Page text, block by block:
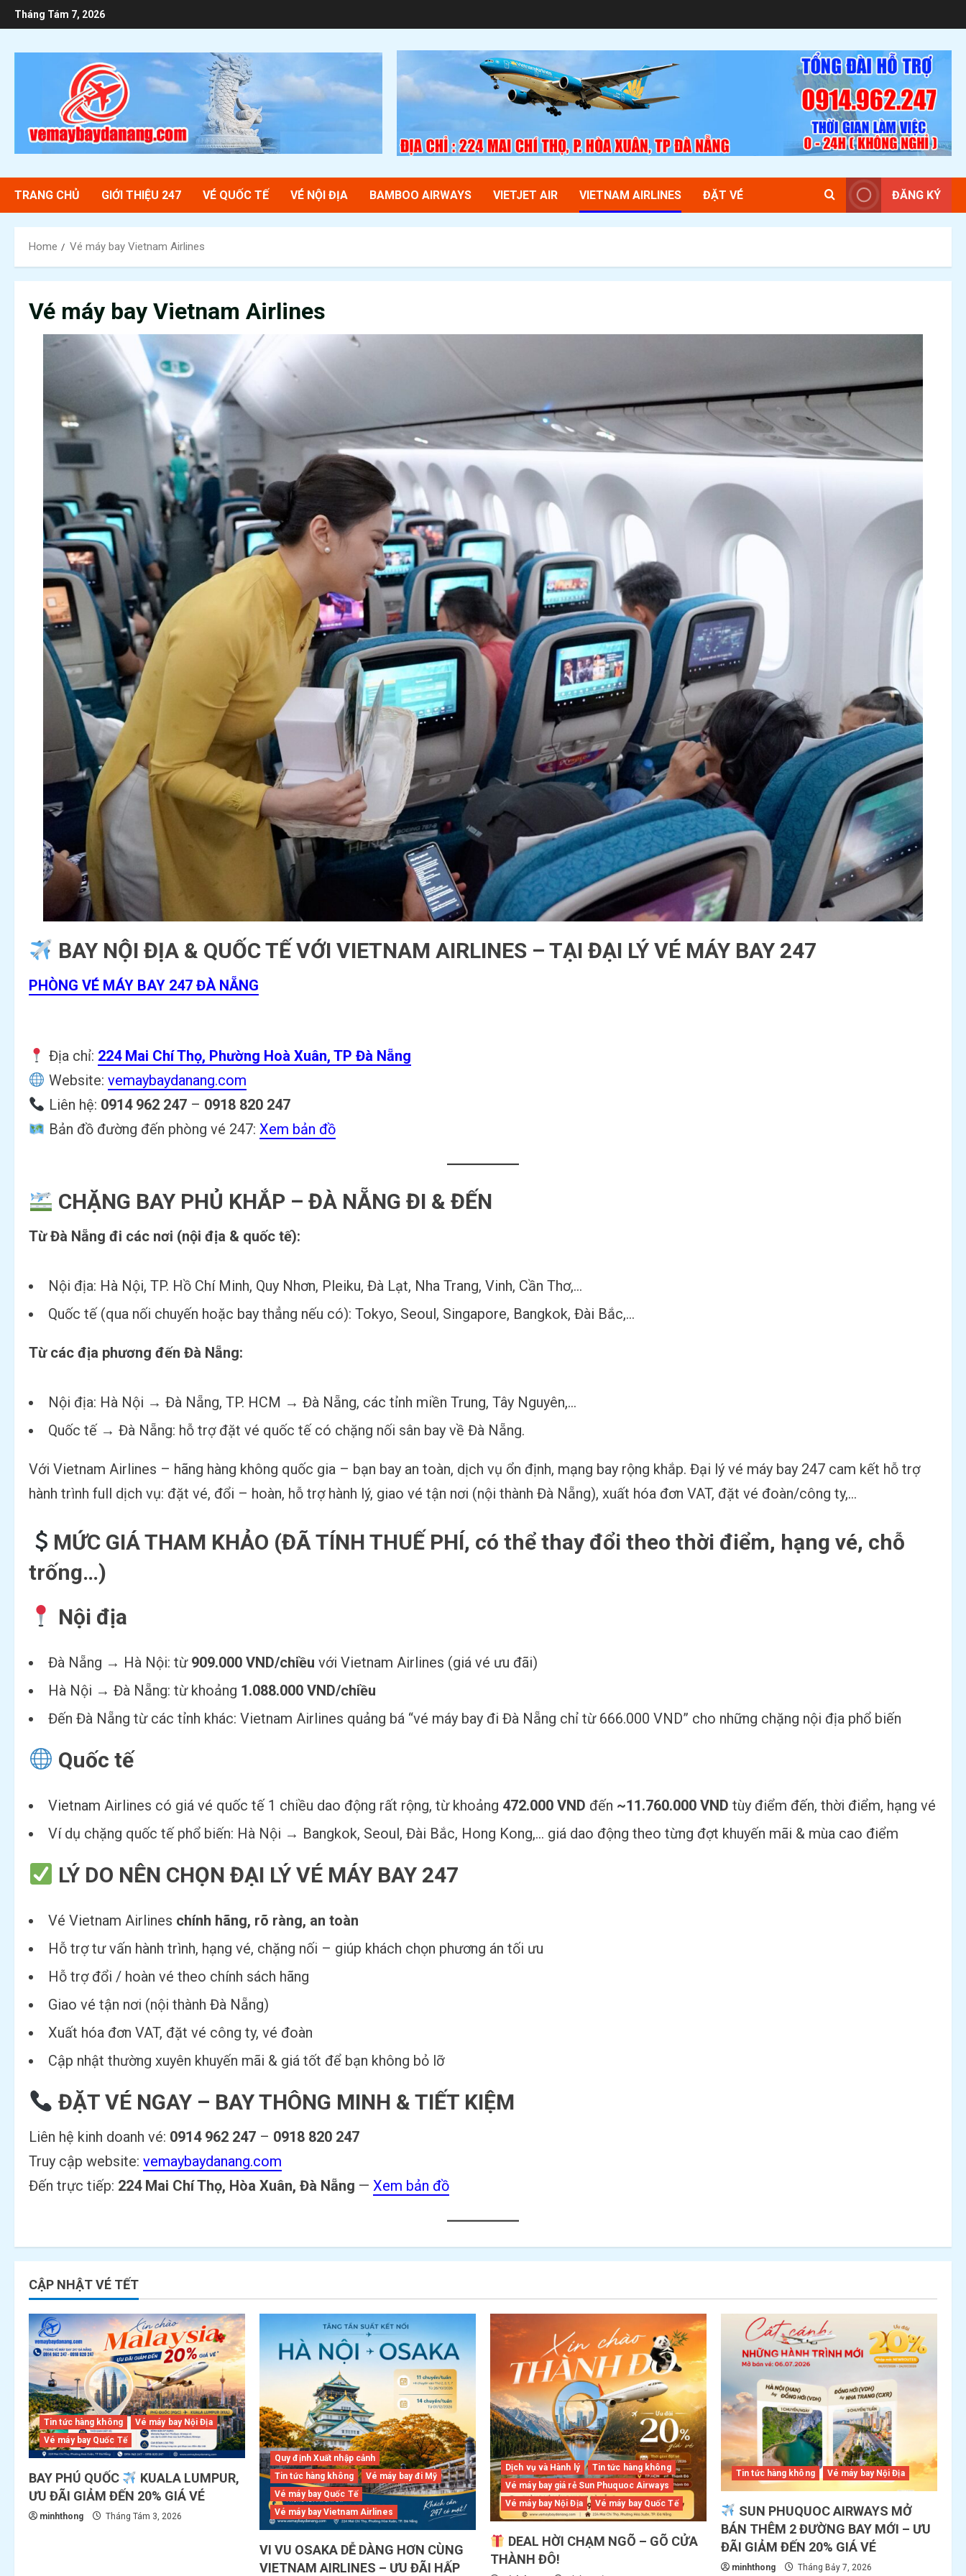
Skip
to
Tháng Tám 7, 2026
TRANG CHỦ GIỚI THIỆU 247 VÉ QUỐC TẾ VÉ NỘI ĐỊA BAMBOO AIRWAYS VIETJET AIR VIETNAM AIRLINES ĐẶT VÉ ĐĂNG KÝ
Home Vé máy bay Vietnam Airlines
Vé máy bay Vietnam Airlines
BAY NỘI ĐỊA & QUỐC TẾ VỚI VIETNAM AIRLINES – TẠI ĐẠI LÝ VÉ MÁY BAY 247
PHÒNG VÉ MÁY BAY 247 ĐÀ NẴNG
Địa chỉ: 224 Mai Chí Thọ, Phường Hoà Xuân, TP Đà Nẵng
Website: vemaybaydanang.com
Liên hệ: 0914 962 247– 0918 820 247
Bản đồ đường đến phòng vé 247: Xem bản đồ
CHẶNG BAY PHỦ KHẮP – ĐÀ NẴNG ĐI & ĐẾN
Từ Đà Nẵng đi các nơi (nội địa & quốc tế):
Nội địa: Hà Nội, TP. Hồ Chí Minh, Quy Nhơn, Pleiku, Đà Lạt, Nha Trang, Vinh, Cần Thơ,…
Quốc tế (qua nối chuyến hoặc bay thẳng nếu có): Tokyo, Seoul, Singapore, Bangkok, Đài Bắc,…
Từ các địa phương đến Đà Nẵng:
Nội địa: Hà Nội → Đà Nẵng, TP. HCM → Đà Nẵng, các tỉnh miền Trung, Tây Nguyên,…
Quốc tế → Đà Nẵng: hỗ trợ đặt vé quốc tế có chặng nối sân bay về Đà Nẵng.
Với Vietnam Airlines – hãng hàng không quốc gia – bạn bay an toàn, dịch vụ ổn định, mạng bay rộng khắp. Đại lý vé máy bay 247 cam kết hỗ trợ
hành trình full dịch vụ: đặt vé, đổi – hoàn, hỗ trợ hành lý, giao vé tận nơi (nội thành Đà Nẵng), xuất hóa đơn VAT, đặt vé đoàn/công ty,…
MỨC GIÁ THAM KHẢO (ĐÃ TÍNH THUẾ PHÍ, có thể thay đổi theo thời điểm, hạng vé, chỗ
trống…)
Nội địa
Đà Nẵng → Hà Nội: từ 909.000 VND/chiều với Vietnam Airlines (giá vé ưu đãi)
Hà Nội → Đà Nẵng: từ khoảng 1.088.000 VND/chiều
Đến Đà Nẵng từ các tỉnh khác: Vietnam Airlines quảng bá “vé máy bay đi Đà Nẵng chỉ từ 666.000 VND” cho những chặng nội địa phổ biến
Quốc tế
Vietnam Airlines có giá vé quốc tế 1 chiều dao động rất rộng, từ khoảng 472.000 VND đến ~11.760.000 VND tùy điểm đến, thời điểm, hạng vé
Ví dụ chặng quốc tế phổ biến: Hà Nội → Bangkok, Seoul, Đài Bắc, Hong Kong,… giá dao động theo từng đợt khuyến mãi & mùa cao điểm
LÝ DO NÊN CHỌN ĐẠI LÝ VÉ MÁY BAY 247
Vé Vietnam Airlines chính hãng, rõ ràng, an toàn
Hỗ trợ tư vấn hành trình, hạng vé, chặng nối – giúp khách chọn phương án tối ưu
Hỗ trợ đổi / hoàn vé theo chính sách hãng
Giao vé tận nơi (nội thành Đà Nẵng)
Xuất hóa đơn VAT, đặt vé công ty, vé đoàn
Cập nhật thường xuyên khuyến mãi & giá tốt để bạn không bỏ lỡ
ĐẶT VÉ NGAY – BAY THÔNG MINH & TIẾT KIỆM
Liên hệ kinh doanh vé: 0914 962 247 – 0918 820 247
Truy cập website: vemaybaydanang.com
Đến trực tiếp: 224 Mai Chí Thọ, Hòa Xuân, Đà Nẵng — Xem bản đồ
CẬP NHẬT VÉ TẾT
Tin tức hàng không
Vé máy bay Nội Địa
Vé máy bay Quốc Tế
BAY PHÚ QUỐC
KUALA LUMPUR,
ƯU ĐÃI GIẢM ĐẾN 20% GIÁ VÉ
minhthong Tháng Tám 3, 2026
Quy định Xuất nhập cảnh
Tin tức hàng không
Vé máy bay đi Mỹ
Vé máy bay Quốc Tế
Vé máy bay Vietnam Airlines
VI VU OSAKA DỄ DÀNG HƠN CÙNG
VIETNAM AIRLINES – ƯU ĐÃI HẤP
Dịch vụ và Hành lý
Tin tức hàng không
Vé máy bay giá rẻ Sun Phuquoc Airways
Vé máy bay Nội Địa
Vé máy bay Quốc Tế
DEAL HỜI CHẠM NGÕ – GÕ CỬA
THÀNH ĐÔ!
Tin tức hàng không Vé máy bay Nội Địa
SUN PHUQUOC AIRWAYS MỞ
BÁN THÊM 2 ĐƯỜNG BAY MỚI – ƯU
ĐÃI GIẢM ĐẾN 20% GIÁ VÉ
minhthong Tháng Bảy 7, 2026